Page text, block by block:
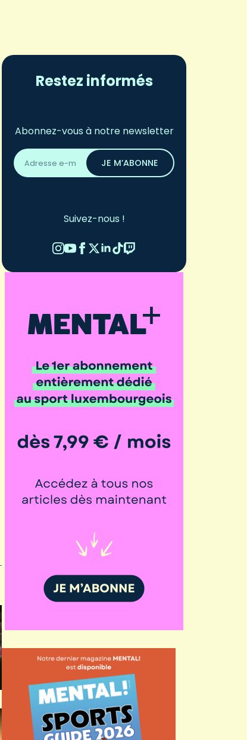
Restez informés
Abonnez-vous à notre newsletter
Adresse
email
*
JE M’ABONNE
Suivez-nous !